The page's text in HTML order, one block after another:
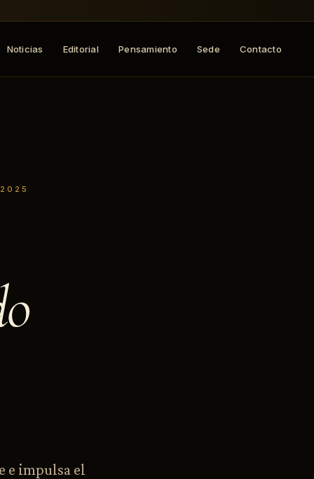
Noticias Editorial Pensamiento Sede Contacto
e impulsa el